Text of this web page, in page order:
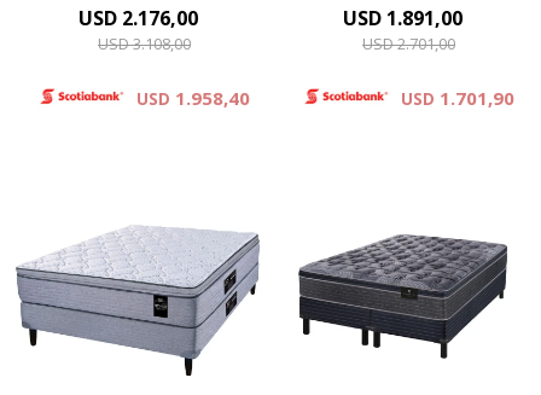
USD 2.176,00
USD3.108,00
USD 1.958,40
USD 1.891,00
USD2.701,00
USD 1.701,90
Resortes individuales Pocket
se combinan con la espuma
sustentable Eco Zoned.
Comfort Grid. Hard Foam®.
Altura de colchón 28 cm y 63
cm la suma del colchón y el
sommier.
Europillow cubierto por
tejido de punto matelaseado.
Resortes LFK combinados
con espuma viscoelástica.
Altura de colchón 29 cm y 66
cm la suma del colchón y el
sommier.